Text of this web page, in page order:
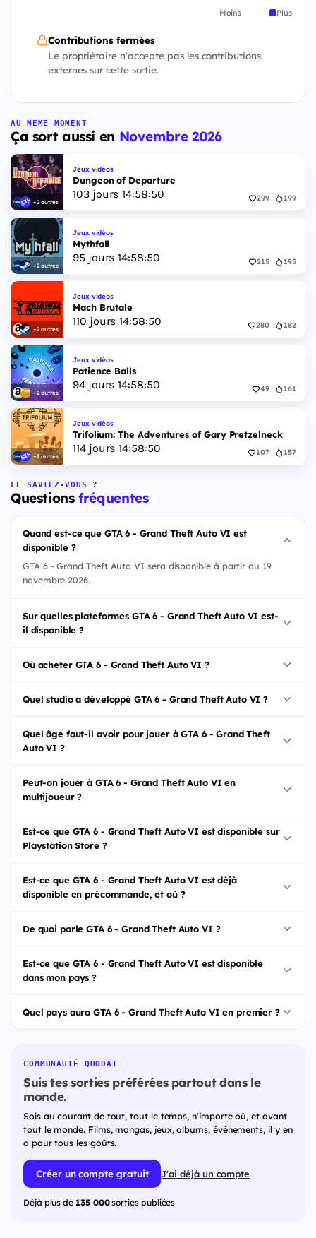
Moins Plus
Contributions fermées
Le propriétaire n'accepte pas les contributions
externes sur cette sortie.
AU MÊME MOMENT
Ça sort aussi en Novembre 2026
+2 autres
Jeux vidéos
Dungeon of Departure
103jours 14:58:49 299 199
+2 autres
Jeux vidéos
Mythfall
95 jours 14:58:49 215 195
+2 autres
Jeux vidéos
Mach Brutale
110 jours 14:58:49 280 182
+2 autres
Jeux vidéos
Patience Balls
94jours 14:58:49 49 161
+2 autres
Jeux vidéos
Trifolium: The Adventures of Gary Pretzelneck
114jours 14:58:49 107 157
LE SAVIEZ-VOUS ?
Questionsfréquentes
Quand est-ce que GTA 6 - Grand Theft Auto VI est
disponible ?
GTA 6 - Grand Theft Auto VI sera disponible à partir du 19
novembre 2026.
Sur quelles plateformes GTA 6 - Grand Theft Auto VI est-
il disponible ?
Où acheter GTA 6 - Grand Theft Auto VI ?
Quel studio a développé GTA 6 - Grand Theft Auto VI ?
Quel âge faut-il avoir pour jouer à GTA 6 - Grand Theft
Auto VI ?
Peut-on jouer à GTA 6 - Grand Theft Auto VI en
multijoueur ?
Est-ce que GTA 6 - Grand Theft Auto VI est disponible sur
Playstation Store ?
Est-ce que GTA 6 - Grand Theft Auto VI est déjà
disponible en précommande, et où ?
De quoi parle GTA 6 - Grand Theft Auto VI ?
Est-ce que GTA 6 - Grand Theft Auto VI est disponible
dans mon pays ?
Quel pays aura GTA 6 - Grand Theft Auto VI en premier ?
COMMUNAUTÉ QUODAT
Suis tes sorties préférées partout dans le
monde.
Sois au courant de tout, tout le temps, n'importe où, et avant
tout le monde. Films, mangas, jeux, albums, événements, il y en
a pour tous les goûts.
Créer un compte gratuit J'ai déjà un compte
Déjà plus de 135 000sorties publiées